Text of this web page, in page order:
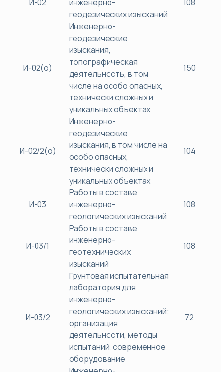
И-02
инженерно-
геодезических изысканий
108
И-02(о)
Инженерно-
геодезические
изыскания,
топографическая
деятельность, в том
числе на особо опасных,
технически сложных и
уникальных объектах
150
И-02/2(о)
Инженерно-
геодезические
изыскания, в том числе на
особо опасных,
технически сложных и
уникальных объектах
104
И-03
Работы в составе
инженерно-
геологических изысканий
108
И-03/1
Работы в составе
инженерно-
геотехнических
изысканий
108
И-03/2
Грунтовая испытательная
лаборатория для
инженерно-
геологических изысканий:
организация
деятельности, методы
испытаний, современное
оборудование
72